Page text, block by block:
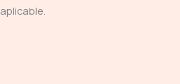
aplicable.